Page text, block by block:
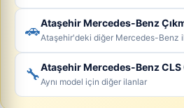
🚗Ataşehir Mercedes-Benz
Ataşehir'deki diğer Mercedes-Benz
🔧Ataşehir Mercedes-Benz CLS
Aynı model için diğer ilanlar